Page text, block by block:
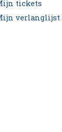
tickets
verlanglijst